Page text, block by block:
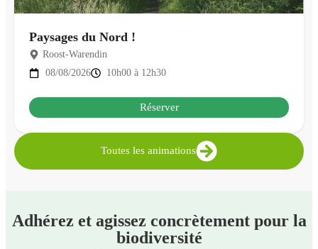
Paysages du Nord !
Roost-Warendin
08/08/2026
10h00 à 12h30
Réserver
Toutes les animations
Adhérez et agissez concrètement pour la
biodiversité